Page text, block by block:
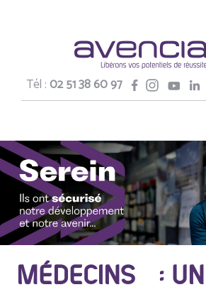
Tél :02 51 38 60 97
MÉDECINS : UN